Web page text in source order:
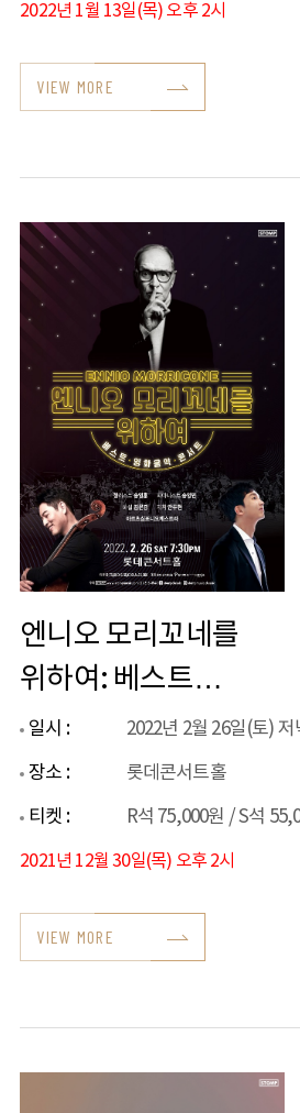
2022년 1월 13일(목) 오후 2시
VIEW MORE
엔니오 모리꼬네를
위하여: 베스트
영화음악 콘서트
일시 :
2022년 2월 26일(토)
장소 :
롯데콘서트홀
티켓 :
R석 75,000원 / S석
2021년 12월 30일(목) 오후 2시
VIEW MORE